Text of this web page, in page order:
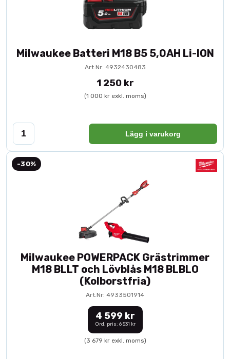
Milwaukee Batteri M18 B5 5,0AH Li-ION
Art.Nr: 4932430483
1 250 kr
(1 000 kr exkl. moms)
Lägg i varukorg
-30%
Milwaukee POWERPACK Grästrimmer
M18 BLLT och Lövblås M18 BLBLO
(Kolborstfria)
Art.Nr: 4933501914
4 599 kr
Ord. pris: 6 531 kr
(3 679 kr exkl. moms)